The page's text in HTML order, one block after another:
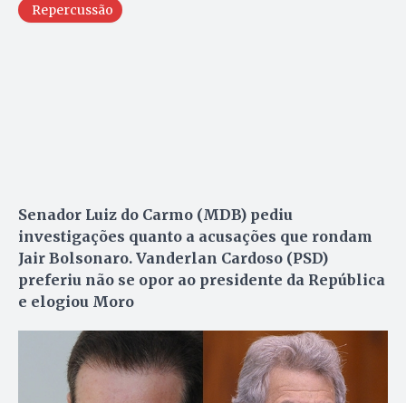
Repercussão
Senador Luiz do Carmo (MDB) pediu
investigações quanto a acusações que rondam
Jair Bolsonaro. Vanderlan Cardoso (PSD)
preferiu não se opor ao presidente da República
e elogiou Moro